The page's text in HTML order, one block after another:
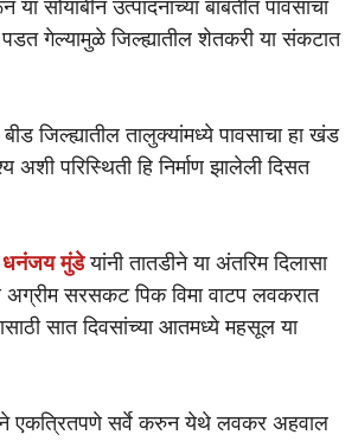
सोयाबीन उत्पादनाच्या बाबतीत पावसाचा
पडत गेल्यामुळे जिल्ह्यातील शेतकरी या संकटात
जिल्ह्यातील तालुक्यांमध्ये पावसाचा हा खंड
परिस्थिती हि निर्माण झालेली दिसत
धनंजय मुंडे यांनी तातडीने या अंतरिम दिलासा
अग्रीम सरसकट पिक विमा वाटप लवकरात
सात दिवसांच्या आतमध्ये महसूल या
एकत्रितपणे सर्वे करुन येथे लवकर अहवाल